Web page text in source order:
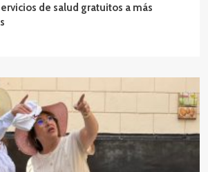
de salud gratuitos a más